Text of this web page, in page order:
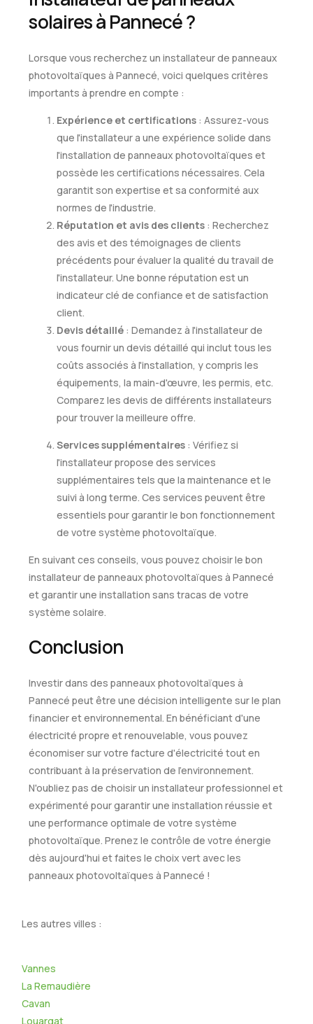
solaires à Pannecé ?
Lorsque vous recherchez un installateur de panneaux
photovoltaïques à Pannecé, voici quelques critères
importants à prendre en compte :
Expérience et certifications : Assurez-vous
que l'installateur a une expérience solide dans
l'installation de panneaux photovoltaïques et
possède les certifications nécessaires. Cela
garantit son expertise et sa conformité aux
normes de l'industrie.
Réputation et avis des clients : Recherchez
des avis et des témoignages de clients
précédents pour évaluer la qualité du travail de
l'installateur. Une bonne réputation est un
indicateur clé de confiance et de satisfaction
client.
Devis détaillé : Demandez à l'installateur de
vous fournir un devis détaillé qui inclut tous les
coûts associés à l'installation, y compris les
équipements, la main-d'œuvre, les permis, etc.
Comparez les devis de différents installateurs
pour trouver la meilleure offre.
Services supplémentaires : Vérifiez si
l'installateur propose des services
supplémentaires tels que la maintenance et le
suivi à long terme. Ces services peuvent être
essentiels pour garantir le bon fonctionnement
de votre système photovoltaïque.
En suivant ces conseils, vous pouvez choisir le bon
installateur de panneaux photovoltaïques à Pannecé
et garantir une installation sans tracas de votre
système solaire.
Conclusion
Investir dans des panneaux photovoltaïques à
Pannecé peut être une décision intelligente sur le plan
financier et environnemental. En bénéficiant d'une
électricité propre et renouvelable, vous pouvez
économiser sur votre facture d'électricité tout en
contribuant à la préservation de l'environnement.
N'oubliez pas de choisir un installateur professionnel et
expérimenté pour garantir une installation réussie et
une performance optimale de votre système
photovoltaïque. Prenez le contrôle de votre énergie
dès aujourd'hui et faites le choix vert avec les
panneaux photovoltaïques à Pannecé !
Les autres villes :
Vannes
La Remaudière
Cavan
Louargat